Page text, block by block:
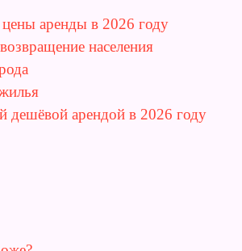
аренды в 2026 году
населения
дешёвой арендой в 2026 году